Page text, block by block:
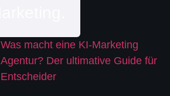
Was macht eine KI-Marketing
Agentur? Der ultimative Guide für
Entscheider